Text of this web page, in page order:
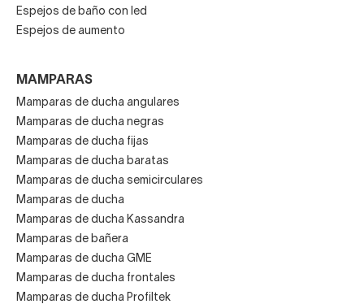
Espejos de baño con led
Espejos de aumento
MAMPARAS
Mamparas de ducha angulares
Mamparas de ducha negras
Mamparas de ducha fijas
Mamparas de ducha baratas
Mamparas de ducha semicirculares
Mamparas de ducha
Mamparas de ducha Kassandra
Mamparas de bañera
Mamparas de ducha GME
Mamparas de ducha frontales
Mamparas de ducha Profiltek